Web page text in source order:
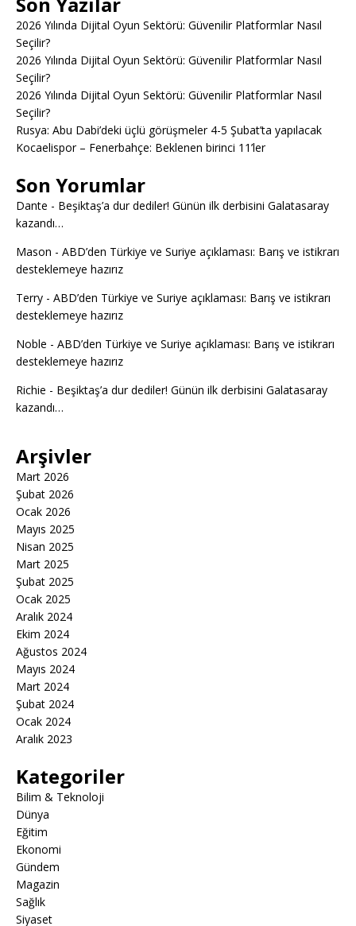
2026 Yılında Dijital Oyun Sektörü: Güvenilir Platformlar Nasıl
Seçilir?
2026 Yılında Dijital Oyun Sektörü: Güvenilir Platformlar Nasıl
Seçilir?
2026 Yılında Dijital Oyun Sektörü: Güvenilir Platformlar Nasıl
Seçilir?
Rusya: Abu Dabi’deki üçlü görüşmeler 4-5 Şubat’ta yapılacak
Kocaelispor – Fenerbahçe: Beklenen birinci 11’ler
Son Yorumlar
Dante - Beşiktaş’a dur dediler! Günün ilk derbisini Galatasaray
kazandı…
Mason - ABD’den Türkiye ve Suriye açıklaması: Barış ve istikrarı
desteklemeye hazırız
Terry - ABD’den Türkiye ve Suriye açıklaması: Barış ve istikrarı
desteklemeye hazırız
Noble - ABD’den Türkiye ve Suriye açıklaması: Barış ve istikrarı
desteklemeye hazırız
Richie - Beşiktaş’a dur dediler! Günün ilk derbisini Galatasaray
kazandı…
Arşivler
Mart 2026
Şubat 2026
Ocak 2026
Mayıs 2025
Nisan 2025
Mart 2025
Şubat 2025
Ocak 2025
Aralık 2024
Ekim 2024
Ağustos 2024
Mayıs 2024
Mart 2024
Şubat 2024
Ocak 2024
Aralık 2023
Kategoriler
Bilim & Teknoloji
Dünya
Eğitim
Ekonomi
Gündem
Magazin
Sağlık
Siyaset